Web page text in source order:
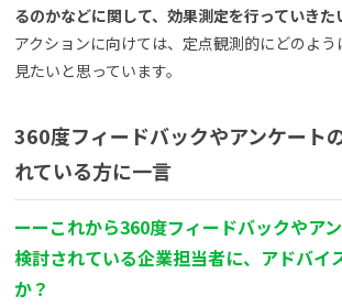
るのかなどに関して、効果測定を行っていきた
アクションに向けては、定点観測的にどのよ
見たいと思っています。
360度フィードバックやアンケート
れている方に一言
ーーこれから360度フィードバックやア
検討されている企業担当者に、アドバイ
か？